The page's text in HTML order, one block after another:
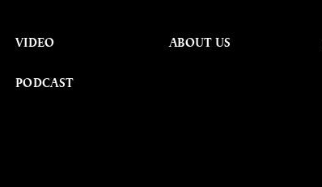
VIDEO
PODCAST
ABOUT US